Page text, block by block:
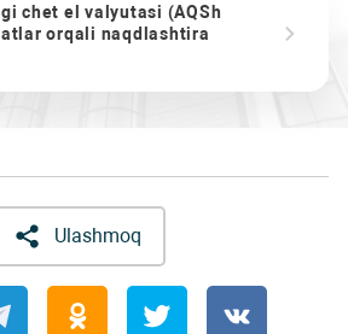
chet el valyutasi (AQSh
orqali naqdlashtira
Ulashmoq